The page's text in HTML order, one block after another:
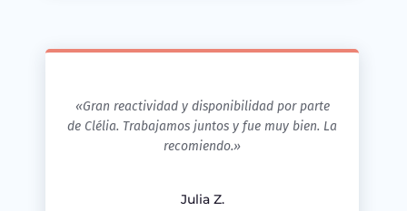
«Gran reactividad y disponibilidad por parte
de Clélia. Trabajamos juntos y fue muy bien. La
recomiendo.»
Julia Z.